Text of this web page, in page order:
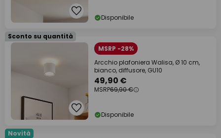
Disponibile
Sconto su quantità
MSRP -28%
Arcchio plafoniera Walisa, Ø 10 cm,
bianco, diffusore, GU10
49,90 €
MSRP69,90 €
Disponibile
Novità